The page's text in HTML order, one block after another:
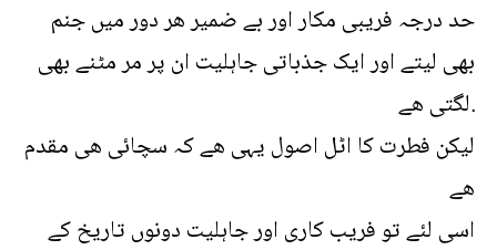
حد درجہ فریبی مکار اور بے ضمیر ھر دور میں جنم
بھی لیتے اور ایک جذباتی جاہلیت ان پر مر مٹنے بھی
لگتی ھے.
لیکن فطرت کا اٹل اصول یہی ھے کہ سچائی ھی مقدم
ھے
اسی لئے تو فریب کاری اور جاہلیت دونوں تاریخ کے